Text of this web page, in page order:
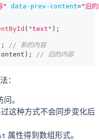
" data-prev-content=" 旧
( "text" ) ;
;
// 新的内容
) ;
// 旧的内容
：
。
这种方式不会同步变化后
属性得到数组形式。